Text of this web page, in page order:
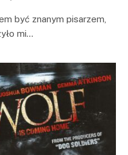
być znanym pisarzem,
mi…